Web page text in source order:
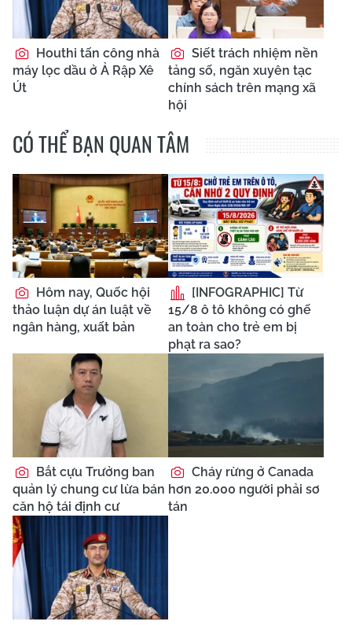
Houthi tấn công nhà
máy lọc dầu ở Ả Rập Xê
Út
Siết trách nhiệm nền
tảng số, ngăn xuyên tạc
chính sách trên mạng xã
hội
CÓ THỂ BẠN QUAN TÂM
Hôm nay, Quốc hội
thảo luận dự án luật về
ngân hàng, xuất bản
[INFOGRAPHIC] Từ
15/8 ô tô không có ghế
an toàn cho trẻ em bị
phạt ra sao?
Bắt cựu Trưởng ban
quản lý chung cư lừa bán
căn hộ tái định cư
Cháy rừng ở Canada
hơn 20.000 người phải sơ
tán